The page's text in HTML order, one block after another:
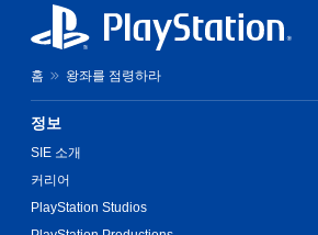
홈 왕좌를 점령하라
정보
SIE 소개
커리어
PlayStation Studios